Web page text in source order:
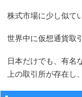
株式市場に少し似て
世界中に仮想通貨取
日本だけでも、有名
上の取引所が存在し